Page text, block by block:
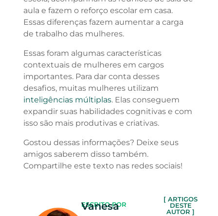
aula e fazem o reforço escolar em casa.
Essas diferenças fazem aumentar a carga
de trabalho das mulheres.
Essas foram algumas características
contextuais de mulheres em cargos
importantes. Para dar conta desses
desafios, muitas mulheres utilizam
inteligências múltiplas. Elas conseguem
expandir suas habilidades cognitivas e com
isso são mais produtivas e criativas.
Gostou dessas informações? Deixe seus
amigos saberem disso também.
Compartilhe este texto nas redes sociais!
ESCRITO POR
Vanesa
[ ARTIGOS
DESTE
AUTOR ]